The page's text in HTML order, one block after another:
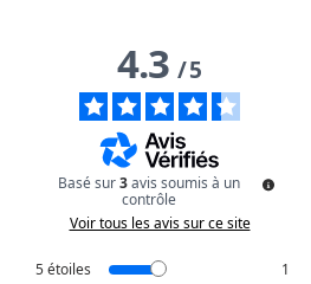
4.3/5
Basé sur3avis soumis à un
contrôle
Voir tous les avis sur ce site
5étoiles
1